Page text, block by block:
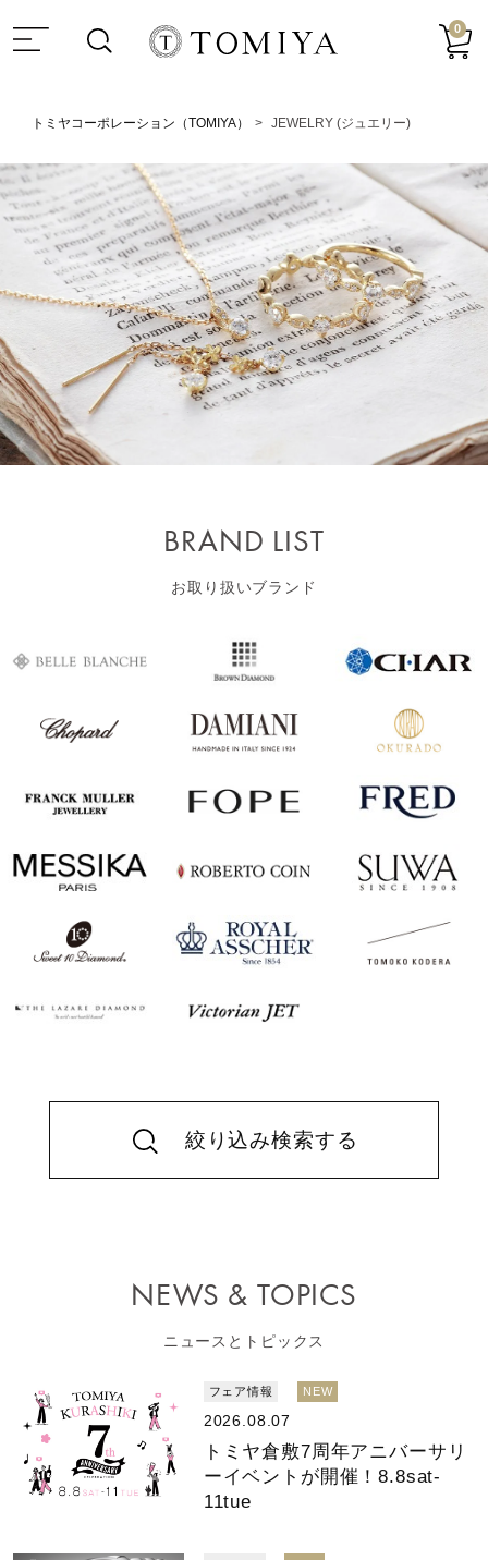
0
トミヤコーポレーション（TOMIYA） JEWELRY (ジュエリー)
BRAND LIST
お取り扱いブランド
絞り込み検索する
NEWS & TOPICS
ニュースとトピックス
フェア情報 NEW
2026.08.07
トミヤ倉敷7周年アニバーサリ
ーイベントが開催！8.8sat-
11tue